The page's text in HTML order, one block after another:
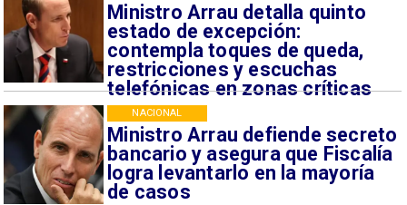
Ministro Arrau detalla quinto
estado de excepción:
contempla toques de queda,
restricciones y escuchas
telefónicas en zonas críticas
Ministro Arrau defiende secreto
bancario y asegura que Fiscalía
logra levantarlo en la mayoría
de casos
NACIONAL